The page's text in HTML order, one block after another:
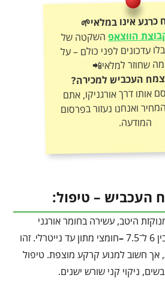
אינו במלאי🌱
הווצאפהשקטה של
אורגניקו וקבלו עדכונים לפני כולם – על
שחוזר למלאי📲
העכביש למכירה?
אותו דרך אורגניקו, אתם
ואנחנו נעזור בפרסום
המודעה.
העכביש – טיפול:
היטב, עשירה בחומר אורגני
–חומצי מתון עד נייטרלי. זהו
אך חשוב למנוע קרקע מוצפת. טיפול
ניקוי קני שורש ישנים.